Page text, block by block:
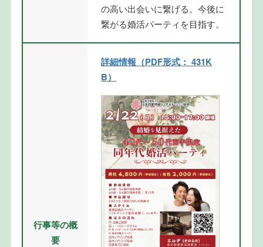
の高い出会いに繋げる。今後に
繋がる婚活パーティを目指す。
行事等の概
要
詳細情報（PDF形式： 431K
B）